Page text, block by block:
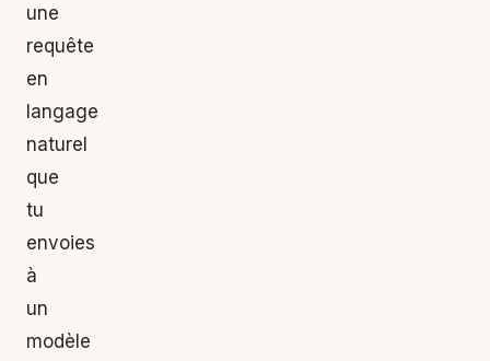
une
requête
en
langage
naturel
que
tu
envoies
à
un
modèle